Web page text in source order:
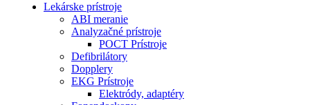
Lekárske prístroje
ABI meranie
Analyzačné prístroje
POCT Prístroje
Defibrilátory
Dopplery
EKG Prístroje
Elektródy, adaptéry